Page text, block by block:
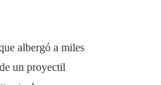
albergó a miles
un proyectil